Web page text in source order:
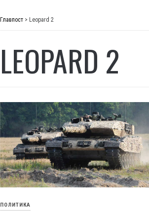
Главпост > Leopard 2
LEOPARD 2
ПОЛИТИКА